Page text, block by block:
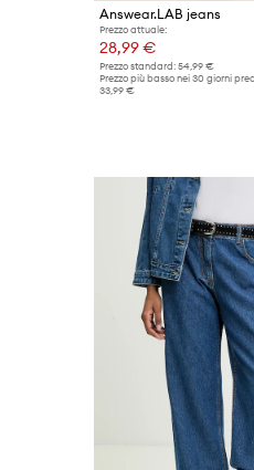
Answear.LAB jeans
Prezzo attuale:
28,99 €
Prezzo standard: 54,99 €
Prezzo più basso nei 30 giorni
33,99 €